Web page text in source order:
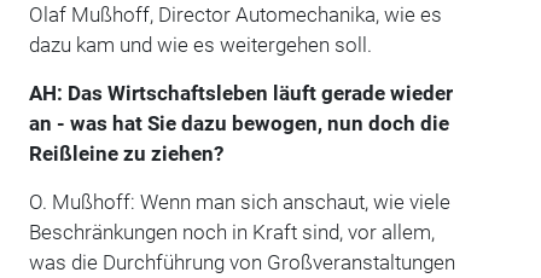
Olaf Mußhoff, Director Automechanika, wie es
dazu kam und wie es weitergehen soll.
AH: Das Wirtschaftsleben läuft gerade wieder
an - was hat Sie dazu bewogen, nun doch die
Reißleine zu ziehen?
O. Mußhoff: Wenn man sich anschaut, wie viele
Beschränkungen noch in Kraft sind, vor allem,
was die Durchführung von Großveranstaltungen